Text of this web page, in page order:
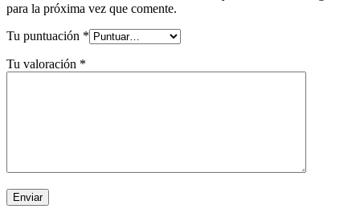
para la próxima vez que comente.
Tu puntuación *
Tu valoración *